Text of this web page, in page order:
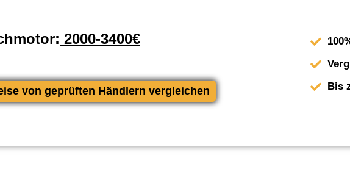
2000-3400€
von geprüften Händlern vergleichen
Bis